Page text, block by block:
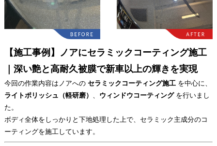
【施工事例】ノアにセラミックコーティング施工
｜深い艶と高耐久被膜で新車以上の輝きを実現
今回の作業内容はノアへの セラミックコーティング施工を中心に、
ライトポリッシュ（軽研磨） 、 ウィンドウコーティングを行いまし
た。
ボディ全体をしっかりと下地処理した上で、セラミック主成分のコ
ーティングを施工しています。